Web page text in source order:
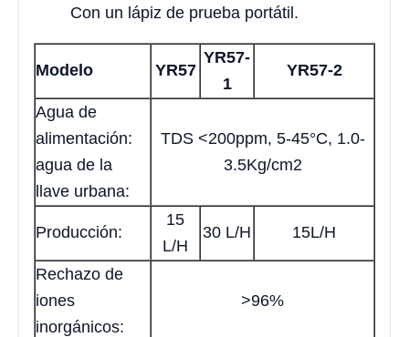
Con un lápiz de prueba portátil.
Modelo YR57
YR57-
1
YR57-2
Agua de
alimentación:
agua de la
llave urbana:
TDS <200ppm, 5-45°C, 1.0-
3.5Kg/cm2
Producción:
15
L/H
30 L/H 15L/H
Rechazo de
iones
inorgánicos:
>96%